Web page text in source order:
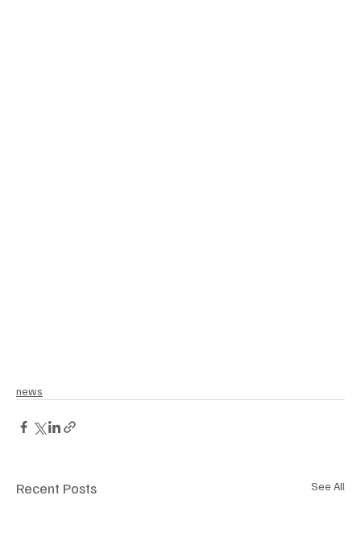
news
Recent Posts See All